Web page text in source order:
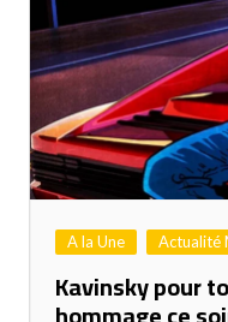
A la Une Actualité
Kavinsky pour